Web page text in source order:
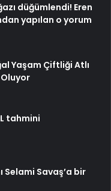
düğümlendi! Eren
yapılan o yorum
Yaşam Çiftliği Atlı
tahmini
Selami Savaş’a bir